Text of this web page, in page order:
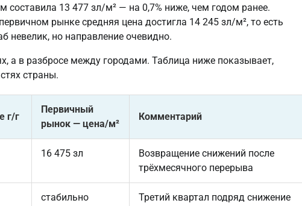
13 477 зл/м² — на 0,7% ниже, чем годом ранее.
рынке средняя цена достигла 14 245 зл/м², то есть
невелик, но направление очевидно.
а в разбросе между городами. Таблица ниже показывает,
страны.
г/г
Первичный
рынок — цена/м²
Комментарий
16 475 зл
Возвращение снижений после
трёхмесячного перерыва
стабильно
Третий квартал подряд снижение